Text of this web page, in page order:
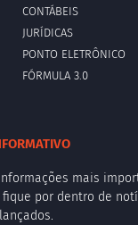
CONTÁBEIS
JURÍDICAS
PONTO ELETRÔNICO
FÓRMULA 3.0
mais
por dentro de